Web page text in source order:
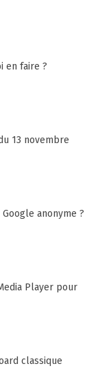
en faire ?
13 novembre
anonyme ?
Player pour
classique